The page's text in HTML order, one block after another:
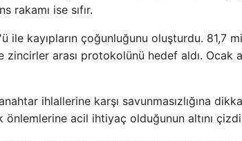
rakamı ise sıfır.
kayıpların çoğunluğunu oluşturdu. 81,7
arası protokolünü hedef aldı. Ocak
ihlallerine karşı savunmasızlığına
acil ihtiyaç olduğunun altını